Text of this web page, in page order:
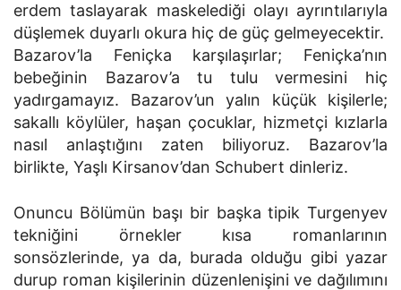
erdem taslayarak maskelediği olayı ayrıntılarıyla
düşlemek duyarlı okura hiç de güç gelmeyecektir.
Bazarov’la Feniçka karşılaşırlar; Feniçka’nın
bebeğinin Bazarov’a tu tulu vermesini hiç
yadırgamayız. Bazarov’un yalın küçük kişilerle;
sakallı köylüler, haşan çocuklar, hizmetçi kızlarla
nasıl anlaştığını zaten biliyoruz. Bazarov’la
birlikte, Yaşlı Kirsanov’dan Schubert dinleriz.
Onuncu Bölümün başı bir başka tipik Turgenyev
tekniğini örnekler kısa romanlarının
sonsözlerinde, ya da, burada olduğu gibi yazar
durup roman kişilerinin düzenlenişini ve dağılımını